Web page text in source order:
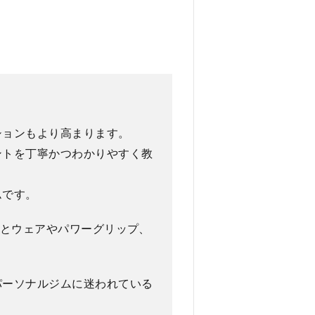
ンもより高まります。
を丁寧かつわかりやすく教
す。
ウェアやパワーグリップ、
ソナルジムに迷われている